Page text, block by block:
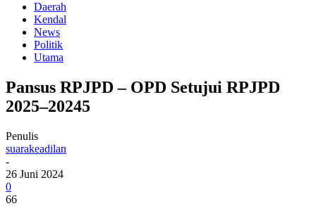
Daerah
Kendal
News
Politik
Utama
Pansus RPJPD – OPD Setujui RPJPD
2025–20245
Penulis
suarakeadilan
-
26 Juni 2024
0
66